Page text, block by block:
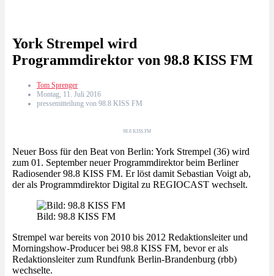
York Strempel wird
Programmdirektor von 98.8 KISS FM
Tom Sprenger
Montag, 11. Juli 2016
pressemitteilung von 98.8 KISS FM
98.8 KISS FM
Neuer Boss für den Beat von Berlin: York Strempel (36) wird
zum 01. September neuer Programmdirektor beim Berliner
Radiosender 98.8 KISS FM. Er löst damit Sebastian Voigt ab,
der als Programmdirektor Digital zu REGIOCAST wechselt.
Bild: 98.8 KISS FM
Strempel war bereits von 2010 bis 2012 Redaktionsleiter und
Morningshow-Producer bei 98.8 KISS FM, bevor er als
Redaktionsleiter zum Rundfunk Berlin-Brandenburg (rbb)
wechselte.